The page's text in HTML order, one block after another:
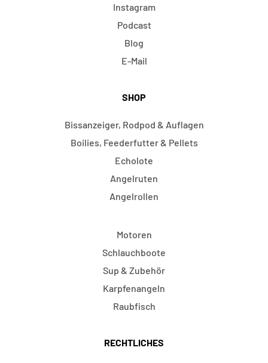
Instagram
Podcast
Blog
E-Mail
SHOP
Bissanzeiger, Rodpod & Auflagen
Boilies, Feederfutter & Pellets
Echolote
Angelruten
Angelrollen
Motoren
Schlauchboote
Sup & Zubehör
Karpfenangeln
Raubfisch
RECHTLICHES